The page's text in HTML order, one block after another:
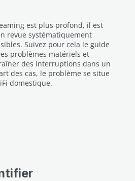
est plus profond, il est
revue systématiquement
Suivez pour cela le guide
problèmes matériels et
des interruptions dans un
des cas, le problème se situe
domestique.